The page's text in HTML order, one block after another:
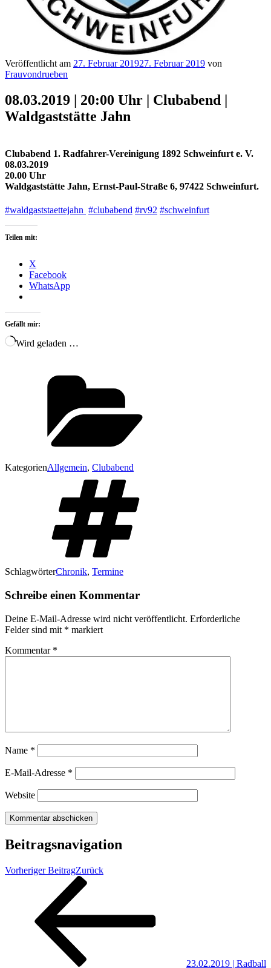
Veröffentlicht am 27. Februar 201927. Februar 2019 von
Frauvondrueben
08.03.2019 | 20:00 Uhr | Clubabend |
Waldgaststätte Jahn
Clubabend 1. Radfahrer-Vereinigung 1892 Schweinfurt e. V.
08.03.2019
20.00 Uhr
Waldgaststätte Jahn, Ernst-Paul-Straße 6, 97422 Schweinfurt.
#waldgaststaettejahn‬ #clubabend #rv92 #schweinfurt
Teilen mit:
X
Facebook
WhatsApp
Gefällt mir:
Wird geladen …
KategorienAllgemein, Clubabend
SchlagwörterChronik, Termine
Schreibe einen Kommentar
Deine E-Mail-Adresse wird nicht veröffentlicht. Erforderliche
Felder sind mit * markiert
Kommentar *
Name *
E-Mail-Adresse *
Website
Beitragsnavigation
Vorheriger BeitragZurück
23.02.2019 | Radball